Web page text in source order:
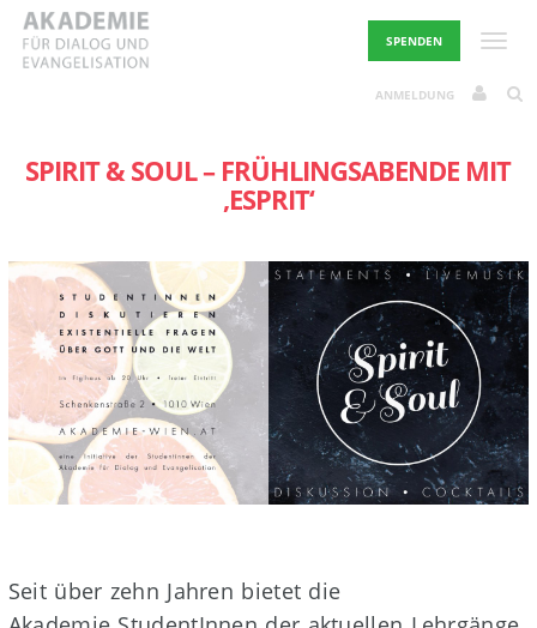
Skip
content
SPENDEN
ANMELDUNG
SPIRIT & SOUL – FRÜHLINGSABENDE MIT
‚ESPRIT‘
Seit über zehn Jahren bietet die